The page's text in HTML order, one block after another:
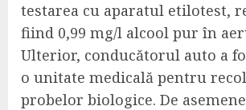
testarea cu aparatul etilotest,
fiind 0,99 mg/l alcool pur în
Ulterior, conducătorul auto a
o unitate medicală pentru
probelor biologice. De